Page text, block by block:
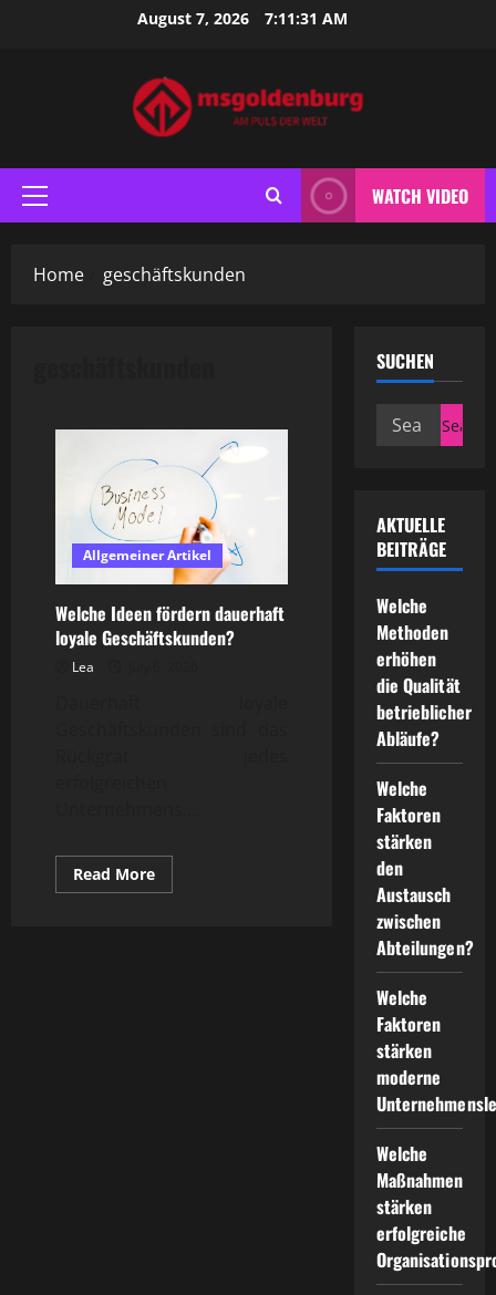
August 7, 2026 7:11:31 AM
Primary
Menu
WATCH VIDEO
Home geschäftskunden
Allgemeiner Artikel
Welche Ideen fördern dauerhaft
loyale Geschäftskunden?
Lea
Read MoreRead
more
SUCHEN
Search
AKTUELLE
BEITRÄGE
Welche
Methoden
erhöhen
die Qualität
betrieblicher
Abläufe?
Welche
Faktoren
stärken
den
Austausch
zwischen
Abteilungen?
Welche
Faktoren
stärken
moderne
Welche
Maßnahmen
stärken
erfolgreiche